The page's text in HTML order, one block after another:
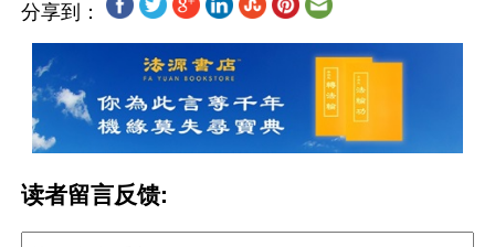
分享到：
读者留言反馈: